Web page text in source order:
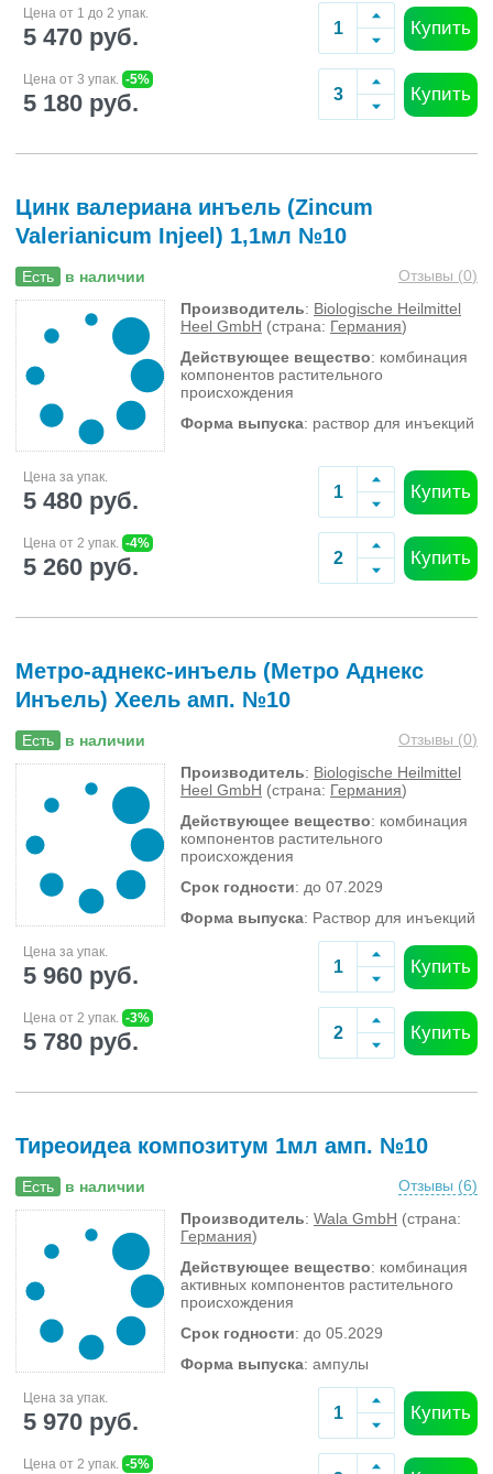
Цена от 1 до 2 упак.
5 470 руб. Купить
Цена от 3 упак. -5%
5 180 руб. Купить
Цинк валериана инъель (Zincum
Valerianicum Injeel) 1,1мл №10
Есть в наличии Отзывы (0)
Производитель: Biologische Heilmittel
Heel GmbH (страна: Германия)
Действующее вещество: комбинация
компонентов растительного
происхождения
Форма выпуска: раствор для инъекций
Цена за упак.
5 480 руб. Купить
Цена от 2 упак. -4%
5 260 руб. Купить
Метро-аднекс-инъель (Метро Аднекс
Инъель) Хеель амп. №10
Есть в наличии Отзывы (0)
Производитель: Biologische Heilmittel
Heel GmbH (страна: Германия)
Действующее вещество: комбинация
компонентов растительного
происхождения
Срок годности: до 07.2029
Форма выпуска: Раствор для инъекций
Цена за упак.
5 960 руб. Купить
Цена от 2 упак. -3%
5 780 руб. Купить
Тиреоидеа композитум 1мл амп. №10
Есть в наличии Отзывы (6)
Производитель: Wala GmbH (страна:
Германия)
Действующее вещество: комбинация
активных компонентов растительного
происхождения
Срок годности: до 05.2029
Форма выпуска: ампулы
Цена за упак.
5 970 руб. Купить
Цена от 2 упак. -5%